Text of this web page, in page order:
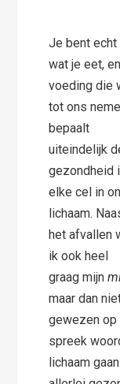
Je bent echt
wat je eet,
voeding die
tot ons
bepaalt
uiteindelijk
gezondheid
elke cel in
lichaam.
het afvallen
ik ook heel
graag mijn
maar dan
gewezen op
spreek
lichaam